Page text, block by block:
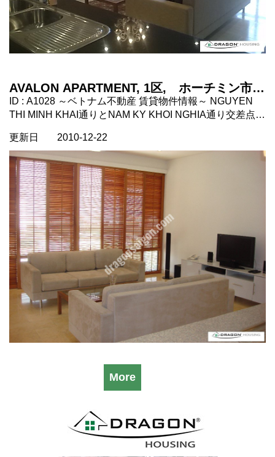
更新日 2010-12-22
AVALON APARTMENT, 1区, ホーチミン市
ベトナム不動産
ID : A1028 ～ベトナム不動産 賃貸物件情報～ NGUYEN
THI MINH KHAI通りとNAM KY KHOI NGHIA通り交差点す
めることができます。 歩いて5分ほどのところにコープ
マートあり。 なんと言っても場所がいいのでおすすめ。
設備： ベッド２つ、電子レンジ、冷蔵庫、エアコン3
台、洗濯機、乾燥機、ソファセット、食器（どんぶり、茶
碗、なべ等） https://dragonsaigon.com/
More